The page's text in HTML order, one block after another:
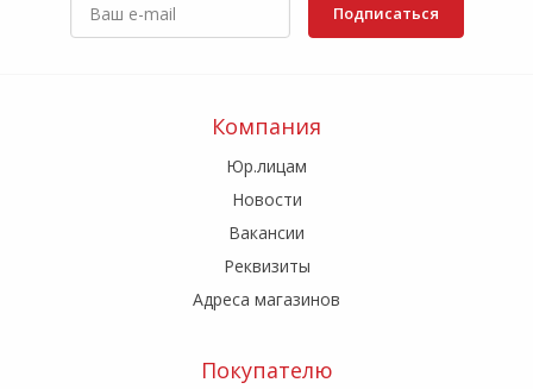
Подписаться
Компания
Юр.лицам
Новости
Вакансии
Реквизиты
Адреса магазинов
Покупателю